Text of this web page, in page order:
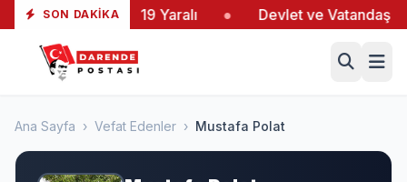
SON DAKIKA
Yangında 19 Yaralı Devlet ve Vatandaş El
Ana Sayfa › Vefat Edenler › Mustafa Polat